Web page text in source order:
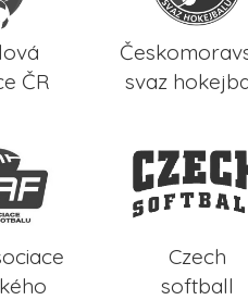
ČR
svaz
Czech
softball